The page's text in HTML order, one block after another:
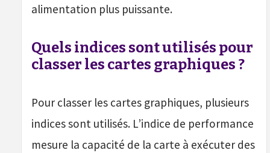
alimentation plus puissante.
Quels indices sont utilisés pour
classer les cartes graphiques ?
Pour classer les cartes graphiques, plusieurs
indices sont utilisés. L’indice de performance
mesure la capacité de la carte à exécuter des